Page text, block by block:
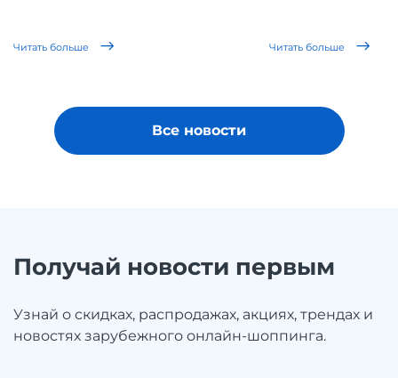
Читать больше Читать больше
Все новости
Получай новости первым
Узнай о скидках, распродажах, акциях, трендах и
новостях зарубежного онлайн-шоппинга.